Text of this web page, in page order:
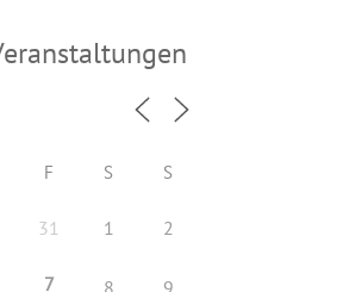
F S S
31 1 2
7 8 9